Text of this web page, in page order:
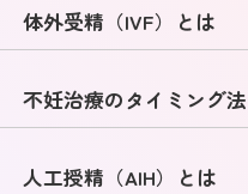
体外受精（IVF）とは
不妊治療のタイミング
人工授精（AIH）とは